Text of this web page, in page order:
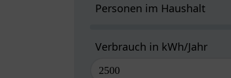
Personen im Haushalt
Verbrauch in kWh/Jahr